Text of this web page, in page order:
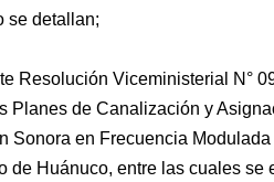
se detallan;
Resolución Viceministerial N°
Planes de Canalización y
Sonora en Frecuencia
de Huánuco, entre las cuales se